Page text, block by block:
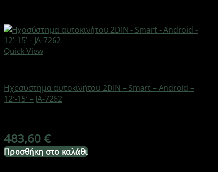
Quick View
Ηχοσύστημα αυτοκινήτου 2DIN – Smart – Android –
12′-15′ – JA-7262
483,60€
Προσθήκη στο καλάθι